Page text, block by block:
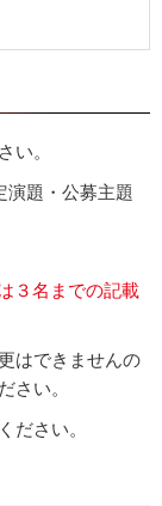
い。
演題・公募主題
３名までの記載
はできませんの
さい。
ださい。